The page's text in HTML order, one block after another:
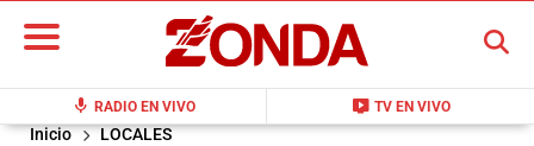
mic RADIO EN VIVO live_tv TV EN VIVO
BUSCAR
Inicio LOCALES